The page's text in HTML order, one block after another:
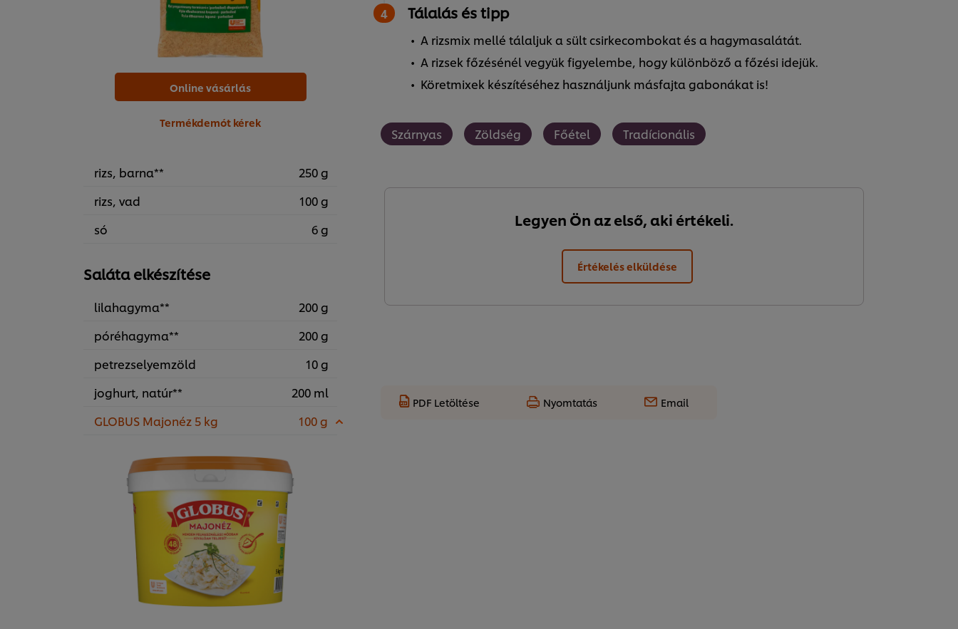
Online vásárlás
Termékdemót kérek
rizs, barna**
250 g
rizs, vad
100 g
só
6 g
Saláta elkészítése
lilahagyma**
200 g
póréhagyma**
200 g
petrezselyemzöld
10 g
joghurt, natúr**
200 ml
GLOBUS Majonéz 5 kg
100 g
Tálalás és tipp
A rizsmix mellé tálaljuk a sült csirkecombokat és a hagymasalátát.
A rizsek főzésénél vegyük figyelembe, hogy különböző a főzési idejük.
Köretmixek készítéséhez használjunk másfajta gabonákat is!
Szárnyas Zöldség Főétel Tradícionális
Legyen Ön az első, aki értékeli.
Értékelés elküldése
PDF Letöltése Nyomtatás Email